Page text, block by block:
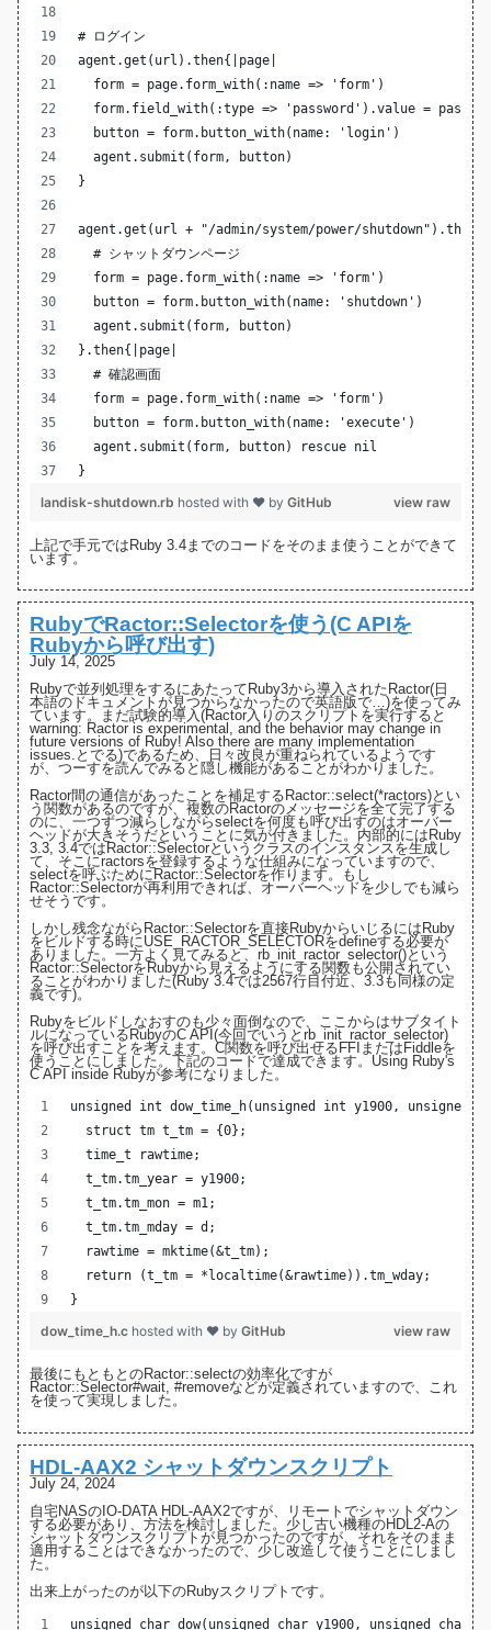
# ログイン
agent.get(url).then{|page|
  form = page.form_with(:name => 'form')
form.field_with(:type => 'password').value =
  button = form.button_with(name: 'login')
  agent.submit(form, button)
}
agent.get(url + "/admin/system/power/
  # シャットダウンページ
  form = page.form_with(:name => 'form')
  button = form.button_with(name: 'shutdown')
  agent.submit(form, button)
}.then{|page|
  # 確認画面
  form = page.form_with(:name => 'form')
  button = form.button_with(name: 'execute')
  agent.submit(form, button) rescue nil
}
view raw
landisk-shutdown.rb hosted with ❤ by GitHub
上記で手元ではRuby 3.4までのコードをそのまま使うことができて
います。
RubyでRactor::Selectorを使う(C APIを
Rubyから呼び出す)
July 14, 2025
Rubyで並列処理をするにあたってRuby3から導入された Ractor(日
本語のドキュメントが見つからなかったので英語版で…)を使ってみ
ています。まだ試験的導入(Ractor入りのスクリプトを実行すると
warning: Ractor is experimental, and the behavior may change in
future versions of Ruby! Also there are many implementation
issues.とでる)であるため、日々改良が重ねられているようです
が、つーすを読んでみると隠し機能があることがわかりました。
Ractor間の通信があったことを補足するRactor::select(*ractors)とい
う関数があるのですが、複数のRactorのメッセージを全て完了する
のに、一つずつ減らしながらselectを何度も呼び出すのはオーバー
ヘッドが大きそうだということに気が付きました。内部的にはRuby
3.3 3.4ではRactor::Selectorというクラスのインスタンスを生成し
て、そこにractorsを登録するような仕組みになっていますので、
selectを呼ぶためにRactor::Selectorを作ります。もし
Ractor::Selectorが再利用できれば、オーバーヘッドを少しでも減ら
せそうです。
しかし残念ながらRactor::Selectorを直接RubyからいじるにはRuby
をビルドする時にUSE_RACTOR_SELECTORをdefineする必要が
ありました。一方よく見てみると、rb_init_ractor_selector()という
Ractor::SelectorをRubyから見えるようにする関数も公開されてい
ることがわかりました(Ruby 3.4では2567行目付近 、3.3も同様の定
義です)。
Rubyをビルドしなおすのも少々面倒なので、ここからはサブタイト
ルになっているRubyのC API(今回でいうとrb_init_ractor_selector)
を呼び出すことを考えます。C関数を呼び出せるFFIまたはFiddleを
使うことにしました。下記のコードで達成できます。 Using Ruby's
C API inside Rubyが参考になりました。
unsigned int dow_time_h(unsigned int y1900, unsigned
  struct tm t_tm = {0};
  time_t rawtime;
  t_tm.tm_year = y1900;
  t_tm.tm_mon = m1;
  t_tm.tm_mday = d;
  rawtime = mktime(&t_tm);
  return (t_tm = *localtime(&rawtime)).tm_wday;
}
view raw
dow_time_h.c hosted with ❤ by GitHub
最後にもともとのRactor::selectの効率化ですが
Ractor::Selector#wait, #removeなどが定義されていますので、これ
を使って実現しました。
HDL-AAX2 シャットダウンスクリプト
July 24, 2024
自宅NASの IO-DATA HDL-AAX2ですが、リモートでシャットダウン
する必要があり、方法を検討しました。少し古い機種のHDL2-Aの
シャットダウンスクリプト が見つかったのですが、それをそのまま
適用することはできなかったので、少し改造して使うことにしまし
た。
出来上がったのが以下のRubyスクリプトです。
unsigned char dow(unsigned char y1900, unsigned char